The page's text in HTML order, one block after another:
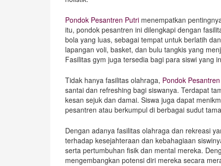
Pondok Pesantren Putri menempatkan
itu, pondok pesantren ini dilengkapi dengan
bola yang luas, sebagai tempat untuk berlatih
lapangan voli, basket, dan bulu tangkis yang
Fasilitas gym juga tersedia bagi para siswi yang
Tidak hanya fasilitas olahraga, Pondok
santai dan refreshing bagi siswanya. Terdapat
kesan sejuk dan damai. Siswa juga dapat
pesantren atau berkumpul di berbagai sudut
Dengan adanya fasilitas olahraga dan rekreasi
terhadap kesejahteraan dan kebahagiaan
serta pertumbuhan fisik dan mental mereka.
mengembangkan potensi diri mereka secara